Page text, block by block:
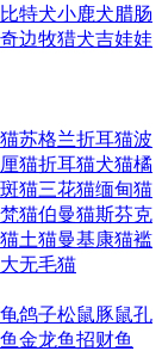
比特犬小鹿犬腊肠
边牧猎犬吉娃娃
苏格兰折耳猫波
猫折耳猫犬猫橘
猫三花猫缅甸猫
猫伯曼猫斯芬克
土猫曼基康猫褴
无毛猫
鸽子松鼠豚鼠孔
金龙鱼招财鱼